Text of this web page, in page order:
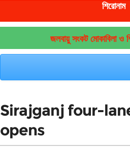
শিরোনাম
জলবায়ু সংকট মোকাবিলা ও
Sirajganj four-
opens